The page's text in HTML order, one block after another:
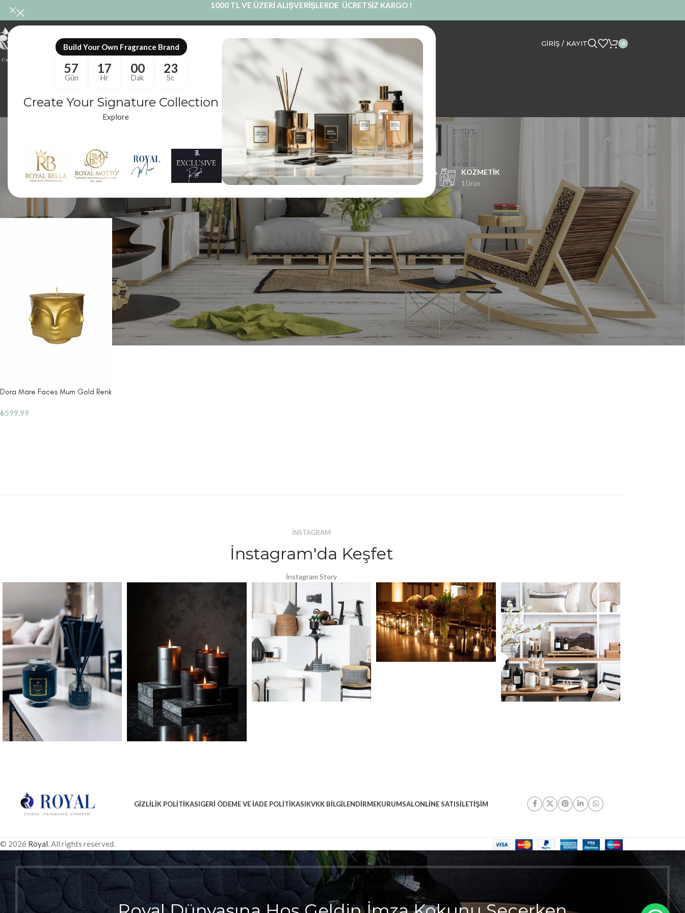
Build Your Own Fragrance Brand
57
Gün
17
Hr
00
Dak
22
Sc
Create Your Signature Collection
Explore
1000 TL VE ÜZERİ ALIŞVERİŞLERDE ÜCRETSİZ KARGO !
ONLINE SATIŞ PRIVATE LABEL KURUMSAL GIRIŞ / KAYIT 0
Faces Mum
ODA KOKUSU
86 Ürünler
MUM
101 Ürünler
PARFÜM
97 Ürünler
KOKU KESESI
14 Ürünler
KOLONYA
16 Ürünler
KOZMETIK
1 Ürün
Royal Mum/Ürünler “Faces Mum” olarak etiketlendi Göster 12 Filtreler
Dora Mare Faces Mum Gold Renk
₺599,99
İNSTAGRAM
İnstagram'da Keşfet
İnstagram Story
GIZLILIK POLITIKASIGERI ÖDEME VE İADE POLITIKASIKVKK BILGILENDIRMEKURUMSALONLINE SATISİLETIŞIM
© 2026 Royal. All rights reserved.